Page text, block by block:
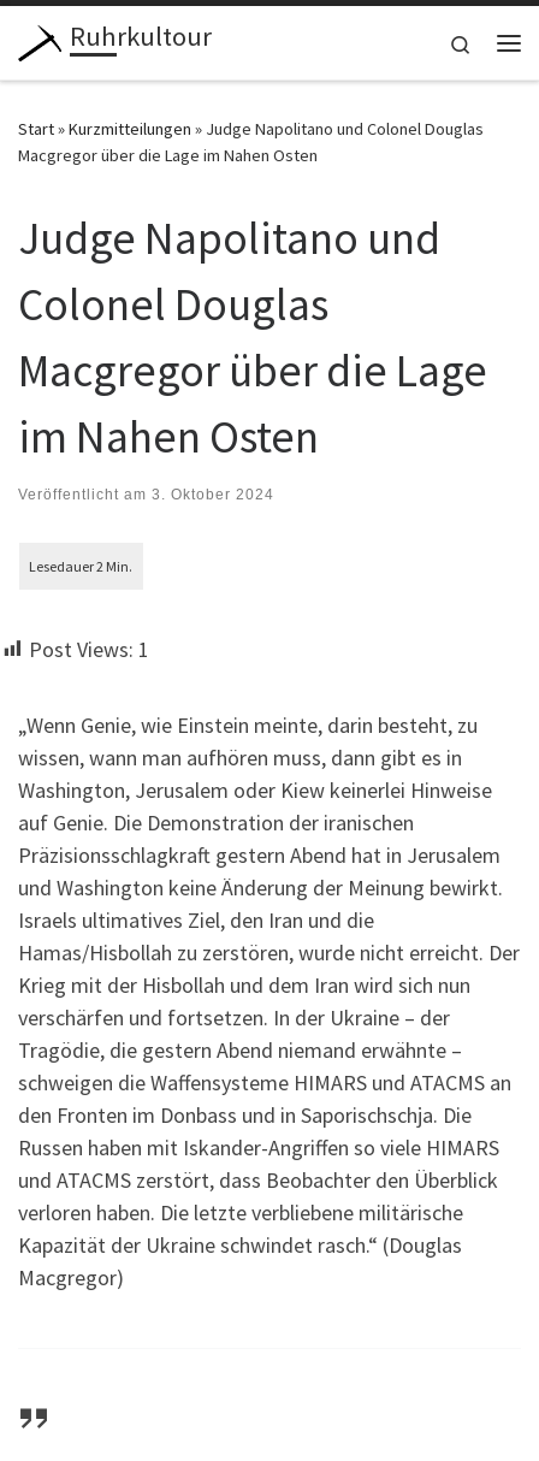
Zum Inhalt springen
Ruhrkultour
Search
Start»Kurzmitteilungen » Judge Napolitano und Colonel Douglas
Macgregor über die Lage im Nahen Osten
Judge Napolitano und
Colonel Douglas
Macgregor über die Lage
im Nahen Osten
Veröffentlicht am 3. Oktober 2024
Post Views: 1
„Wenn Genie, wie Einstein meinte, darin besteht, zu
wissen, wann man aufhören muss, dann gibt es in
Washington, Jerusalem oder Kiew keinerlei Hinweise
auf Genie. Die Demonstration der iranischen
Präzisionsschlagkraft gestern Abend hat in Jerusalem
und Washington keine Änderung der Meinung bewirkt.
Israels ultimatives Ziel, den Iran und die
Hamas/Hisbollah zu zerstören, wurde nicht erreicht. Der
Krieg mit der Hisbollah und dem Iran wird sich nun
verschärfen und fortsetzen. In der Ukraine – der
Tragödie, die gestern Abend niemand erwähnte –
schweigen die Waffensysteme HIMARS und ATACMS an
den Fronten im Donbass und in Saporischschja. Die
Russen haben mit Iskander-Angriffen so viele HIMARS
und ATACMS zerstört, dass Beobachter den Überblick
verloren haben. Die letzte verbliebene militärische
Kapazität der Ukraine schwindet rasch.“ (Douglas
Macgregor)